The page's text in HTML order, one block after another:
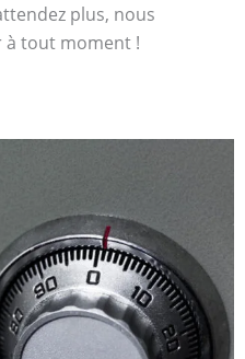
plus, nous
à tout moment !